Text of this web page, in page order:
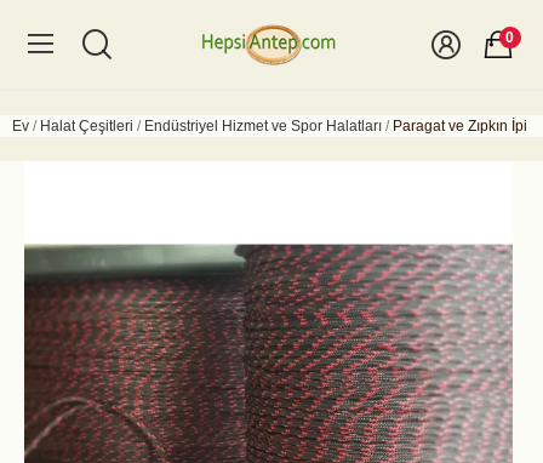
0
Ev Halat Çeşitleri Endüstriyel Hizmet ve Spor Halatları Paragat ve Zıpkın İpi